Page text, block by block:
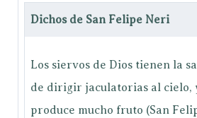
Dichos de San Felipe Neri
Los siervos de Dios tienen la
de dirigir jaculatorias al cielo,
produce mucho fruto (San